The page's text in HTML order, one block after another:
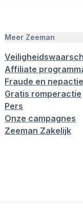
Meer Zeeman
Affiliate
Fraude en
Gratis romperactie
Pers
Onze campagnes
Zeeman Zakelijk